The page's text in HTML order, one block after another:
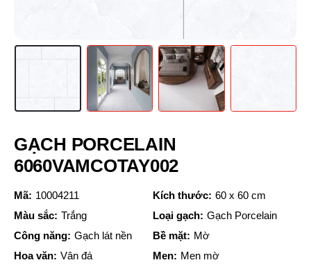
GẠCH PORCELAIN
6060VAMCOTAY002
Mã: 10004211 Kích thước: 60 x 60 cm
Màu sắc: Trắng Loại gạch: Gạch Porcelain
Công năng: Gạch lát nền Bề mặt: Mờ
Hoa văn: Vân đá Men: Men mờ